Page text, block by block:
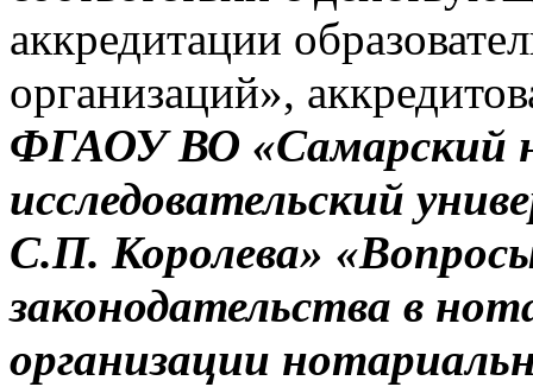
аккредитации
организаций»,
ФГАОУ ВО «Самарский
исследовательский
С.П. Королева»
законодательства в
организации